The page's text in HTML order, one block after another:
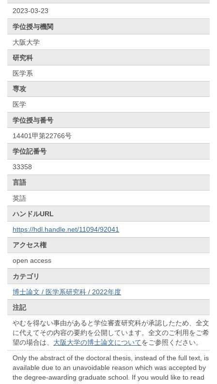
2023-03-23
学位授与機関
大阪大学
研究科
医学系
専攻
医学
学位授与番号
14401甲第22766号
学位記番号
33358
言語
英語
ハンドルURL
https://hdl.handle.net/11094/92041
アクセス権
open access
カテゴリ
博士論文 / 医学系研究科 / 2022年度
注記
やむを得ない事由があると学位審査研究科が承認したため、全文
に代えてその内容の要約を公開しています。全文のご利用をご希
望の場合は、 大阪大学の博士論文についてをご参照ください。
Only the abstract of the doctoral thesis, instead of the full text, is
available due to an unavoidable reason which was accepted by
the degree-awarding graduate school. If you would like to read